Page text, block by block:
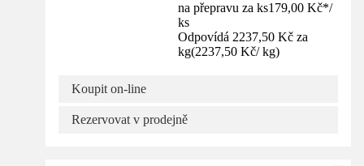
na přepravu za ks179,00 Kč*/
ks
Odpovídá 2237,50 Kč za
kg(2237,50 Kč/ kg)
Koupit on-line
Rezervovat v prodejně